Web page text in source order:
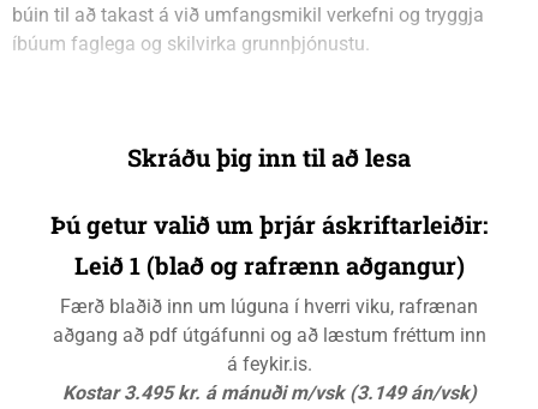
búin til að takast á við umfangsmikil verkefni og tryggja
íbúum faglega og skilvirka grunnþjónustu.
Skráðu þig inn til að lesa
Þú getur valið um þrjár áskriftarleiðir:
Leið 1 (blað og rafrænn aðgangur)
Færð blaðið inn um lúguna í hverri viku, rafrænan
aðgang að pdf útgáfunni og að læstum fréttum inn
á feykir.is.
Kostar 3.495 kr. á mánuði m/vsk (3.149 án/vsk)